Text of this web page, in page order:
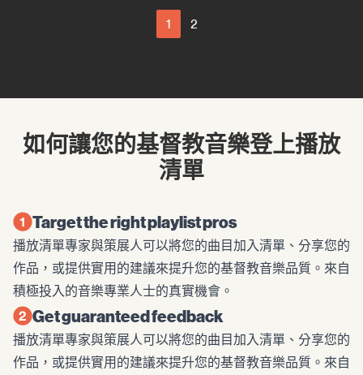
1 2
如何讓您的基督教音樂登上播放
清單
Target the right playlist pros
播放清單專家與策展人可以將您的曲目加入清單、分享您的
作品，或提供實用的建議來提升您的基督教音樂品質。來自
積極投入的音樂專業人士的真實機會。
Get guaranteed feedback
播放清單專家與策展人可以將您的曲目加入清單、分享您的
作品，或提供實用的建議來提升您的基督教音樂品質。來自